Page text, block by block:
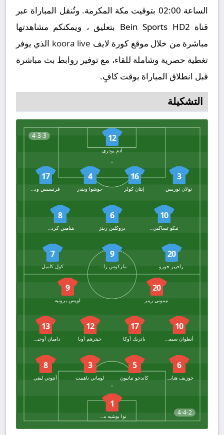
الساعة 02:00 بتوقيت مكة المكرمة. وتُنقل المباراة عبر
قناة Bein Sports HD2 بتعليق ، ويمكنكم مشاهدتها
مباشرة من خلال موقع كورة لايف koora live الذي يوفر
تغطية حصرية وشاملة للقاء، مع توفير روابط بث مباشرة
قبل انطلاق المباراة بوقت كافٍ.
التشكيلة
4-3-3 12
آدم بودري
3
نولان نوريس
16
إيثان كولر
4
جوشوا ويندر
17
فرنسيس ويستفيلد
10
6
بروكلين رينز
8
20
زافيير جوزو
9
ماركوس زامبرانو
7
كول كامبل
4-4-2
20
تيموتي زيتر
9
لويس برونيه
10
أنطوان سيمان
17
باتريك أوكا
12
جيترهم أوبا
13
داميان أوجيكاس
6
5
كاندجو تيانيون
3
لوماني ناهييت
8
أنتوني ليفي
1
نوا بوشيه مولر